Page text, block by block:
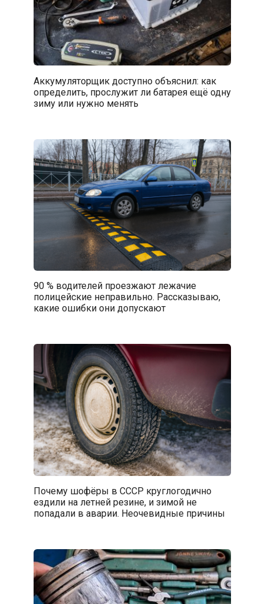
Аккумуляторщик доступно объяснил: как
определить, прослужит ли батарея ещё одну
зиму или нужно менять
90 % водителей проезжают лежачие
полицейские неправильно. Рассказываю,
какие ошибки они допускают
Почему шофёры в СССР круглогодично
ездили на летней резине, и зимой не
попадали в аварии. Неочевидные причины